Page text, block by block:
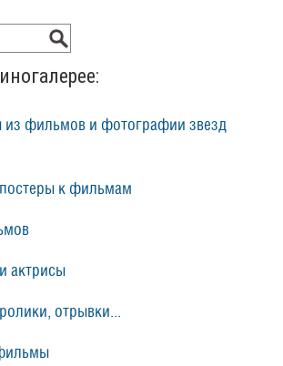
из фильмов и фотографии звезд
к фильмам
актрисы
отрывки...